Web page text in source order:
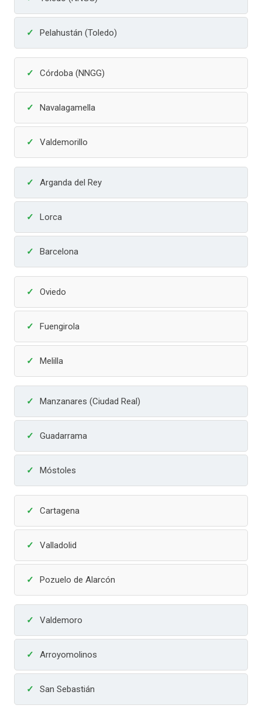
Pelahustán (Toledo)
Córdoba (NNGG)
Navalagamella
Valdemorillo
Arganda del Rey
Lorca
Barcelona
Oviedo
Fuengirola
Melilla
Manzanares (Ciudad Real)
Guadarrama
Móstoles
Cartagena
Valladolid
Pozuelo de Alarcón
Valdemoro
Arroyomolinos
San Sebastián